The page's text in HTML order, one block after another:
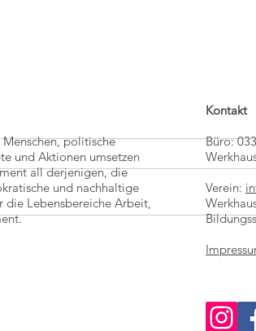
politische
und Aktionen umsetzen
all derjenigen, die
und nachhaltige
Lebensbereiche Arbeit,
Kontakt
Büro:
Verein: